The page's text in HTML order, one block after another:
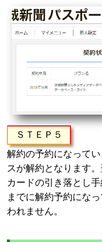
ＳＴＥＰ５
解約の予約になって
スが解約となります
カードの引き落とし
までに解約予約にな
われません。